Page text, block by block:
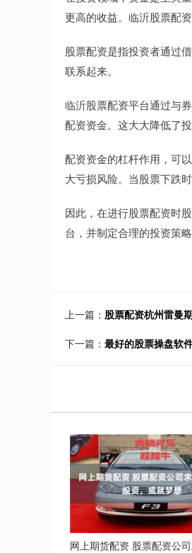
更高的收益。临沂股票配
股票配资是指投资者通过
联系起来。
临沂股票配资平台通过与
配资资金。这大大降低了
配资资金的杠杆作用，可
大亏损风险。当股票下跌
因此，在进行股票配资时
台，并制定合理的投资策
上一篇： 股票配资杭州雷曼
下一篇： 最好的股票操盘软
网上期货配资 股票配资公